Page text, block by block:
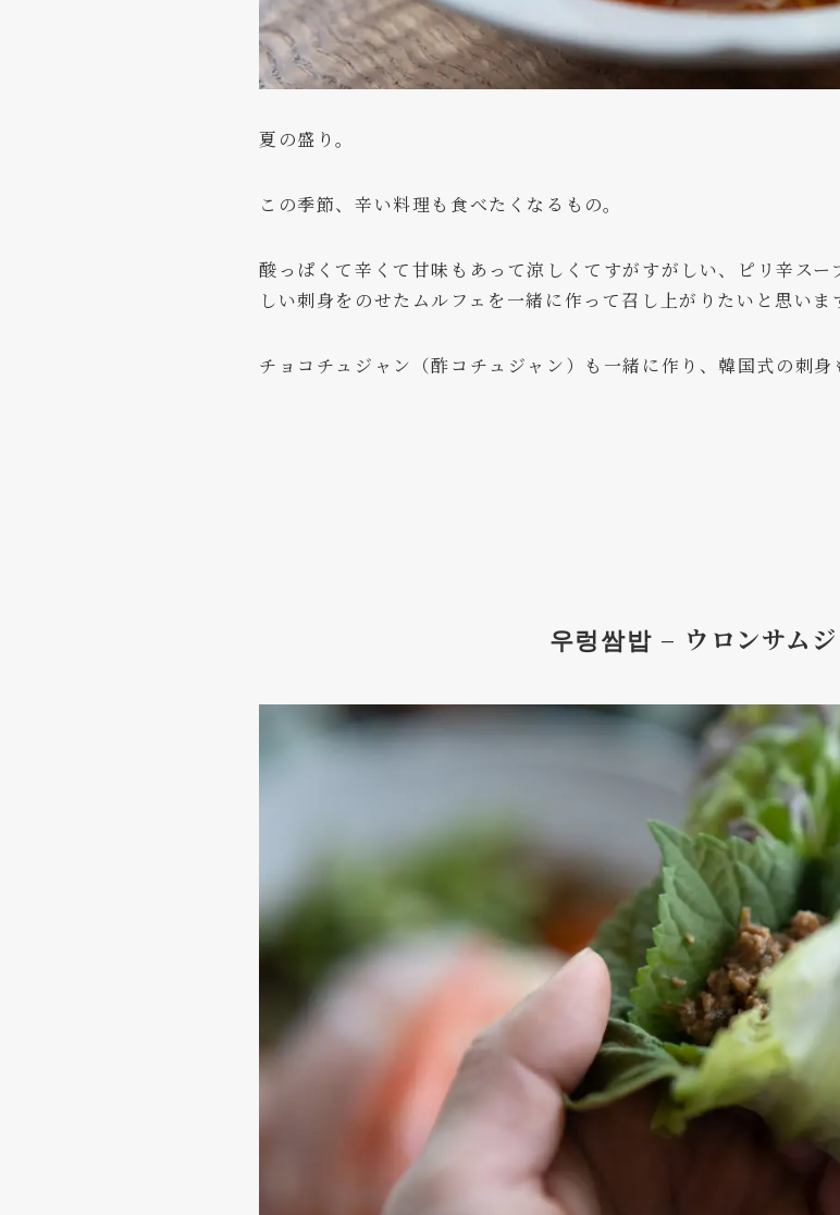
夏の盛り。
この季節、辛い料理も食べたくなるもの。
酸っぱくて辛くて甘味もあって涼しくてすがすがしい、ピリ辛ス
しい刺身をのせたムルフェを一緒に作って召し上がりたいと思いま
チョコチュジャン（酢コチュジャン）も一緒に作り、韓国式の刺身
우렁쌈밥 – ウロンサム